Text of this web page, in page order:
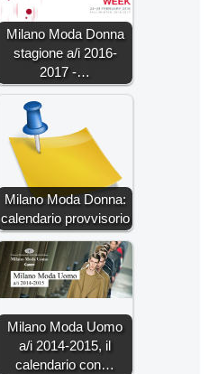
Milano Moda Donna
stagione a/i 2016-
2017 -…
Milano Moda Donna:
calendario provvisorio
Milano Moda Uomo
a/i 2014-2015, il
calendario con…